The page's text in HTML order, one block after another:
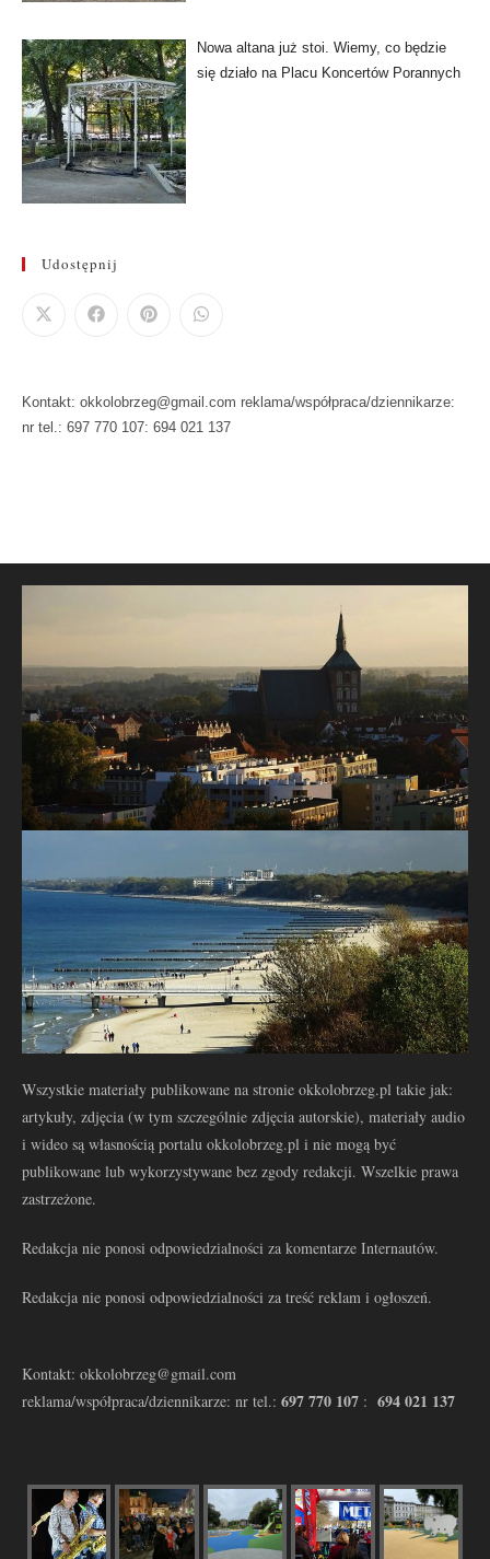
Nowa altana już stoi. Wiemy, co będzie
się działo na Placu Koncertów Porannych
Udostępnij
Kontakt: okkolobrzeg@gmail.com reklama/współpraca/dziennikarze:
nr tel.: 697 770 107: 694 021 137
Wszystkie materiały publikowane na stronie okkolobrzeg.pl takie jak:
artykuły, zdjęcia (w tym szczególnie zdjęcia autorskie), materiały audio
i wideo są własnością portalu okkolobrzeg.pl i nie mogą być
publikowane lub wykorzystywane bez zgody redakcji. Wszelkie prawa
zastrzeżone.
Redakcja nie ponosi odpowiedzialności za komentarze Internautów.
Redakcja nie ponosi odpowiedzialności za treść reklam i ogłoszeń.
Kontakt: okkolobrzeg@gmail.com
reklama/współpraca/dziennikarze: nr tel.: 697 770 107 : 694 021 137